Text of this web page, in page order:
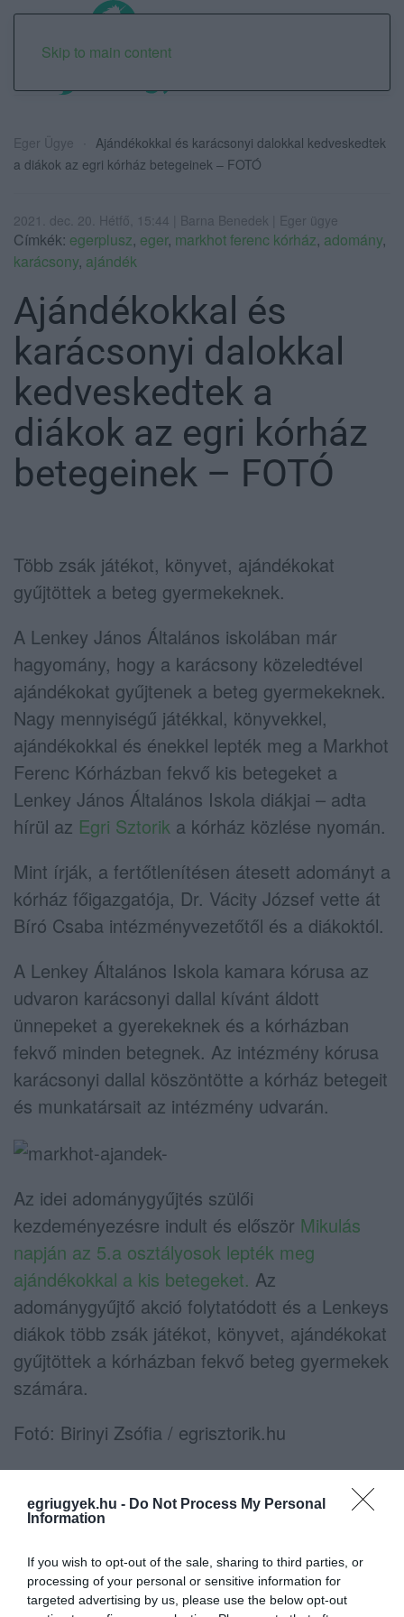
egriugyek.hu - Do Not Process My Personal
Information
If you wish to opt-out of the sale, sharing to third parties, or
processing of your personal or sensitive information for
targeted advertising by us, please use the below opt-out
Skip to main content
Eger Ügye
Ajándékokkal és karácsonyi dalokkal kedveskedtek
a diákok az egri kórház betegeinek – FOTÓ
2021. dec. 20. Hétfő, 15:44 | Barna Benedek | Eger ügye
Címkék: egerplusz, eger, markhot ferenc kórház, adomány,
karácsony, ajándék
Ajándékokkal és
karácsonyi dalokkal
kedveskedtek a
diákok az egri kórház
betegeinek – FOTÓ
Több zsák játékot, könyvet, ajándékokat
gyűjtöttek a beteg gyermekeknek.
A Lenkey János Általános iskolában már
hagyomány, hogy a karácsony közeledtével
ajándékokat gyűjtenek a beteg gyermekeknek.
Nagy mennyiségű játékkal, könyvekkel,
ajándékokkal és énekkel lepték meg a Markhot
Ferenc Kórházban fekvő kis betegeket a
Lenkey János Általános Iskola diákjai – adta
hírül az Egri Sztorik a kórház közlése nyomán.
Mint írják, a fertőtlenítésen átesett adományt a
kórház főigazgatója, Dr. Vácity József vette át
Bíró Csaba intézményvezetőtől és a diákoktól.
A Lenkey Általános Iskola kamara kórusa az
udvaron karácsonyi dallal kívánt áldott
ünnepeket a gyerekeknek és a kórházban
fekvő minden betegnek. Az intézmény kórusa
karácsonyi dallal köszöntötte a kórház betegeit
és munkatársait az intézmény udvarán.
Az idei adománygyűjtés szülői
kezdeményezésre indult és először Mikulás
napján az 5.a osztályosok lepték meg
ajándékokkal a kis betegeket. Az
adománygyűjtő akció folytatódott és a Lenkeys
diákok több zsák játékot, könyvet, ajándékokat
gyűjtöttek a kórházban fekvő beteg gyermekek
számára.
Fotó: Birinyi Zsófia / egrisztorik.hu
bennünket az EGRI ÜGYEK Google Hírek oldalán!